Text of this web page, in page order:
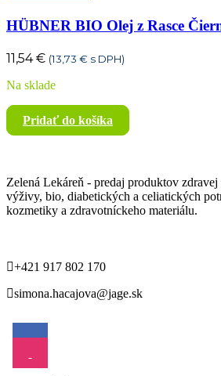
HÜBNER BIO Olej z Rasce
11,54€ (13,73 € s DPH)
Na sklade
Pridať do košíka
Zelená Lekáreň - predaj produktov
výživy, bio, diabetických a celiatických
kozmetiky a zdravotníckeho materiálu.
+421 917 802 170
simona.hacajova@jage.sk